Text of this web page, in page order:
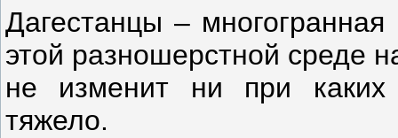
Дагестанцы –
этой разношерстной среде
не изменит ни при каких
тяжело.